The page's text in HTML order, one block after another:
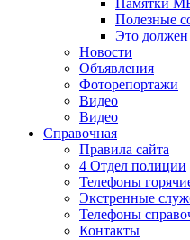
Памятки
Полезные
Это
Новости
Объявления
Фоторепортажи
Видео
Видео
Справочная
Правила сайта
4 Отдел полиции
Телефоны
Экстренные
Телефоны
Контакты